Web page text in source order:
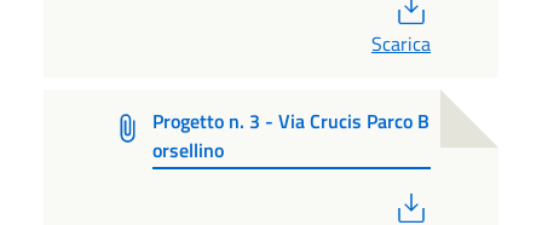
Scarica
Progetto n. 3 - Via Crucis Parco B
orsellino